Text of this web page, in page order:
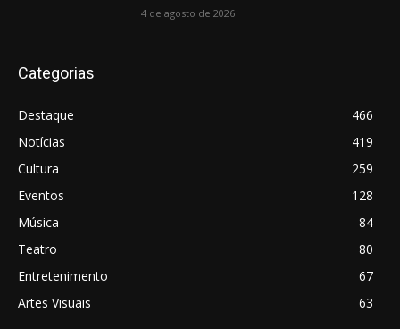
4 de agosto de 2026
Categorias
Destaque
466
Notícias
419
Cultura
259
Eventos
128
Música
84
Teatro
80
Entretenimento
67
Artes Visuais
63